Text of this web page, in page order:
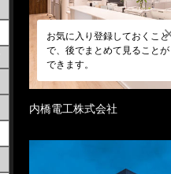
お気に入り登録しておくこと
で、後でまとめて見ることが
できます。
内橋電工株式会社